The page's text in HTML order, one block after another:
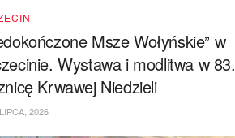
Msze Wołyńskie” w
Wystawa i modlitwa w 83.
Krwawej Niedzieli
2026